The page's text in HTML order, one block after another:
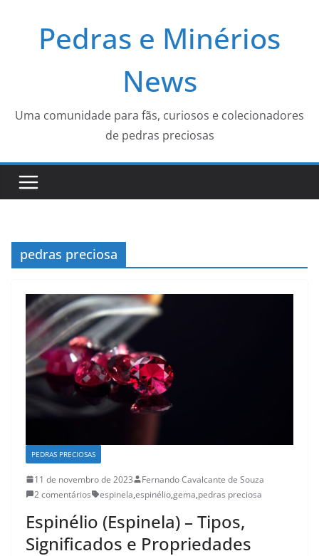
Pedras e Minérios
News
Uma comunidade para fãs, curiosos e colecionadores
de pedras preciosas
pedras preciosa
PEDRAS PRECIOSAS
11 de novembro de 2023
Fernando Cavalcante de Souza
2 comentários
espinela,espinélio,gema,pedras preciosa
Espinélio (Espinela) – Tipos,
Significados e Propriedades